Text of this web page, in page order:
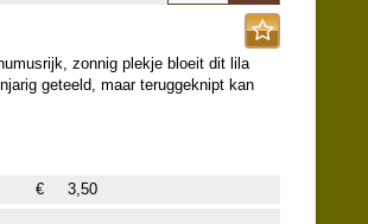
zonnig plekje bloeit dit lila
geteeld, maar teruggeknipt kan
€
3,50